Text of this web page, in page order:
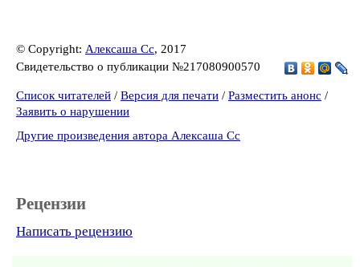
© Copyright: Алексаша Сс, 2017
Свидетельство о публикации №217080900570
Список читателей / Версия для печати / Разместить анонс /
Заявить о нарушении
Другие произведения автора Алексаша Сс
Рецензии
Написать рецензию